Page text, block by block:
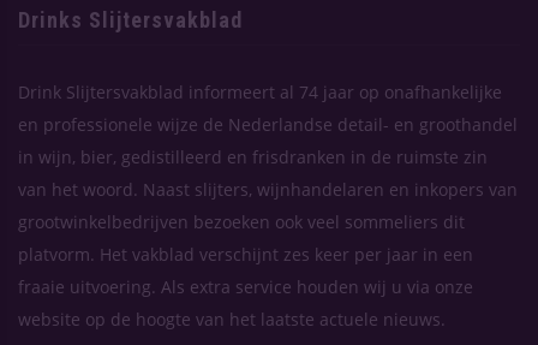
Drinks Slijtersvakblad
Drink Slijtersvakblad informeert al 74 jaar op onafhankelijke
en professionele wijze de Nederlandse detail- en groothandel
in wijn, bier, gedistilleerd en frisdranken in de ruimste zin
van het woord. Naast slijters, wijnhandelaren en inkopers van
grootwinkelbedrijven bezoeken ook veel sommeliers dit
platvorm. Het vakblad verschijnt zes keer per jaar in een
fraaie uitvoering. Als extra service houden wij u via onze
website op de hoogte van het laatste actuele nieuws.